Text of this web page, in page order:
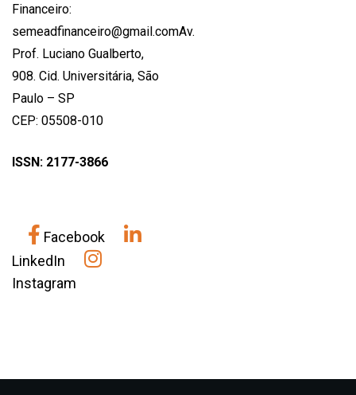
Financeiro:
semeadfinanceiro@gmail.comAv.
Prof. Luciano Gualberto,
908. Cid. Universitária, São
Paulo – SP
CEP: 05508-010
ISSN: 2177-3866
Facebook
LinkedIn
Instagram